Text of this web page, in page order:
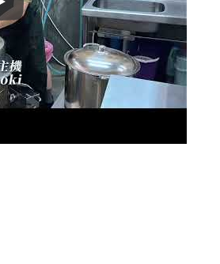
ng Aplikasyon ng Customer |